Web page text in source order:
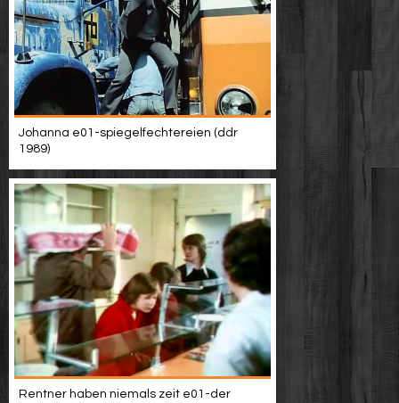
Johanna e01-spiegelfechtereien (ddr
1989)
Rentner haben niemals zeit e01-der